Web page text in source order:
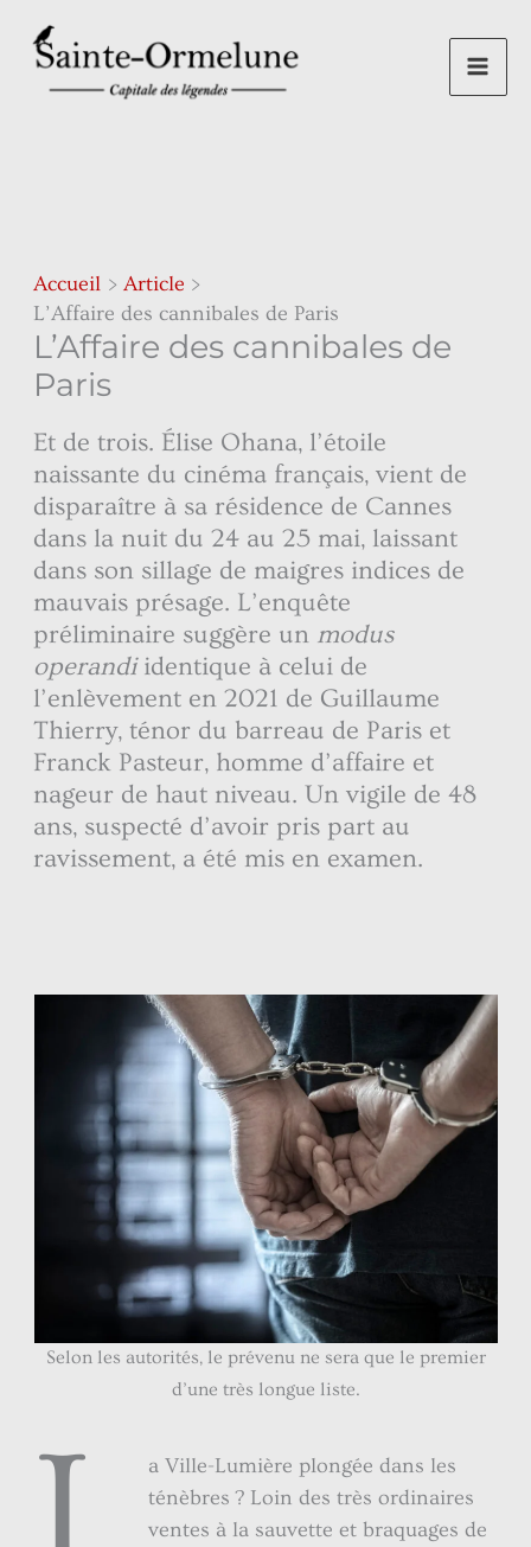
Accueil
Article
L’Affaire des cannibales de Paris
L’Affaire des cannibales de
Paris
Et de trois. Élise Ohana, l’étoile
naissante du cinéma français, vient de
disparaître à sa résidence de Cannes
dans la nuit du 24 au 25 mai, laissant
dans son sillage de maigres indices de
mauvais présage. L’enquête
préliminaire suggère un modus
operandi identique à celui de
l’enlèvement en 2021 de Guillaume
Thierry, ténor du barreau de Paris et
Franck Pasteur, homme d’affaire et
nageur de haut niveau. Un vigile de 48
ans, suspecté d’avoir pris part au
ravissement, a été mis en examen.
Selon les autorités, le prévenu ne sera que le premier
d’une très longue liste.
a Ville-Lumière plongée dans les
ténèbres ? Loin des très ordinaires
ventes à la sauvette et braquages de